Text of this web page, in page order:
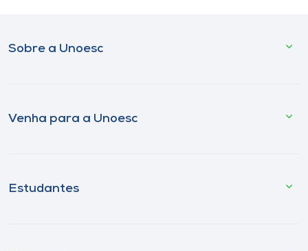
Sobre a Unoesc
Venha para a Unoesc
Estudantes